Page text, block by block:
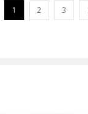
1 2 3